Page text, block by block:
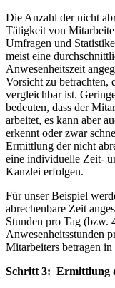
Die Anzahl der nicht
Tätigkeit von
Umfragen und
meist eine
Anwesenheitszeit
Vorsicht zu betrachten,
vergleichbar ist.
bedeuten, dass der
arbeitet, es kann aber
erkennt oder zwar
Ermittlung der nicht
eine individuelle Zeit-
Kanzlei erfolgen.
Für unser Beispiel
abrechenbare Zeit
Stunden pro Tag (bzw.
Anwesenheitsstunden
Mitarbeiters betragen
Schritt 3: Ermittlung